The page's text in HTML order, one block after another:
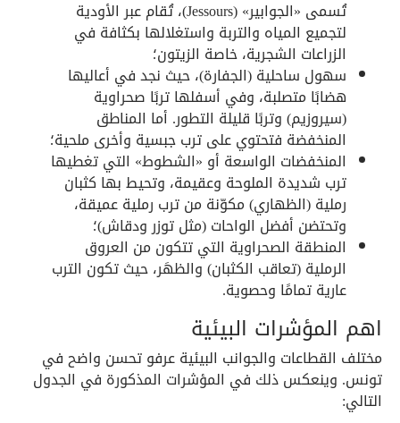
تُسمى «الجوابير» (Jessours)، تُقام عبر الأودية
لتجميع المياه والتربة واستغلالها بكثافة في
الزراعات الشجرية، خاصة الزيتون؛
سهول ساحلية (الجفارة)، حيث نجد في أعاليها
هضابًا متصلبة، وفي أسفلها تربًا صحراوية
(سيروزيم) وتربًا قليلة التطور. أما المناطق
المنخفضة فتحتوي على ترب جبسية وأخرى ملحية؛
المنخفضات الواسعة أو «الشطوط» التي تغطيها
ترب شديدة الملوحة وعقيمة، وتحيط بها كثبان
رملية (الظهاري) مكوّنة من ترب رملية عميقة،
وتحتضن أفضل الواحات (مثل توزر ودقاش)؛
المنطقة الصحراوية التي تتكون من العروق
الرملية (تعاقب الكثبان) والظهَر، حيث تكون الترب
عارية تمامًا وحصوية.
اهم المؤشرات البيئية
مختلف القطاعات والجوانب البيئية عرفو تحسن واضح في
تونس. وينعكس ذلك في المؤشرات المذكورة في الجدول
التالي: